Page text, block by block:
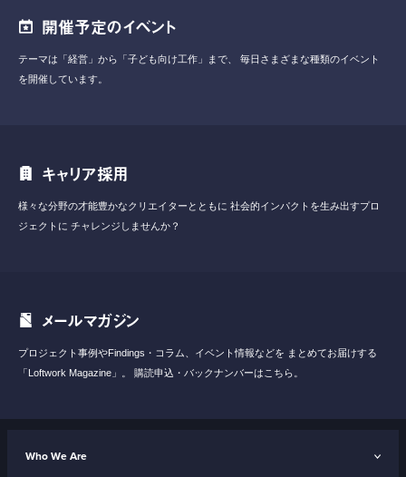
開催予定のイベント
テーマは「経営」から「子ども向け工作」まで、
毎日さまざまな種類のイベント
を開催しています。
キャリア採用
様々な分野の才能豊かなクリエイターとともに 社会的インパクトを生み出すプロ
ジェクトに チャレンジしませんか？
メールマガジン
プロジェクト事例やFindings・コラム、イベント情報などを まとめてお届けする
「Loftwork Magazine」。
購読申込・バックナンバーはこちら。
Who We Are